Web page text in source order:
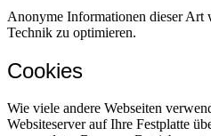
Anonyme Informationen dieser Art
Technik zu optimieren.
Cookies
Wie viele andere Webseiten
Websiteserver auf Ihre Festplatte